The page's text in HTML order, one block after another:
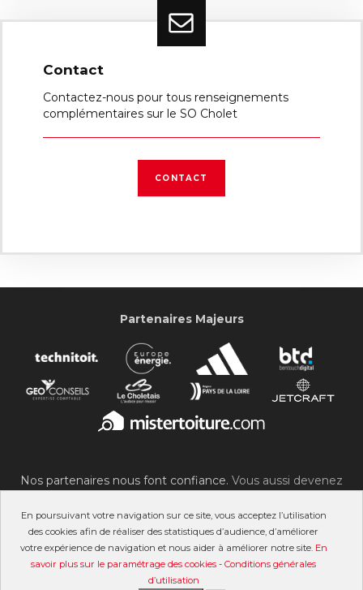
En poursuivant votre navigation sur ce site, vous acceptez l’utilisation
des cookies afin de réaliser des statistiques d’audience, d’améliorer
votre expérience de navigation et nous aider à améliorer notre site. En
savoir plus sur le paramétrage des cookies - Conditions générales
d’utilisation
Contact
Contactez-nous pour tous renseignements
complémentaires sur le SO Cholet
CONTACT
Partenaires Majeurs
Nos partenaires nous font confiance. Vous aussi devenez
©2007-2026 Stade Olympique Choletais